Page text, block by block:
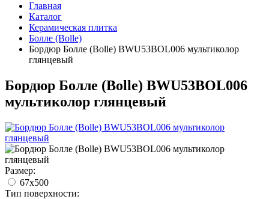
Главная
Каталог
Керамическая плитка
Болле (Bolle)
Бордюр Болле (Bolle) BWU53BOL006 мультиколор
глянцевый
Бордюр Болле (Bolle) BWU53BOL006
мультиколор глянцевый
Размер:
67х500
Тип поверхности: